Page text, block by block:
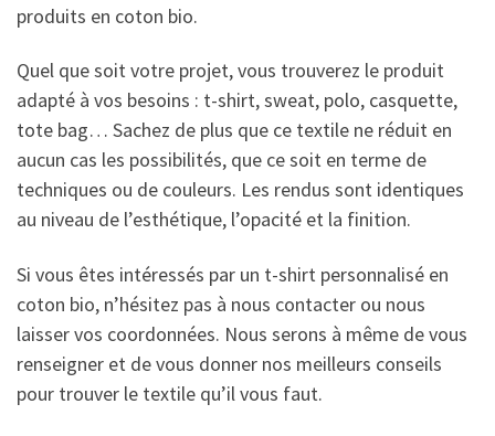
produits en coton bio.
Quel que soit votre projet, vous trouverez le produit
adapté à vos besoins : t-shirt, sweat, polo, casquette,
tote bag… Sachez de plus que ce textile ne réduit en
aucun cas les possibilités, que ce soit en terme de
techniques ou de couleurs. Les rendus sont identiques
au niveau de l’esthétique, l’opacité et la finition.
Si vous êtes intéressés par un t-shirt personnalisé en
coton bio, n’hésitez pas à nous contacter ou nous
laisser vos coordonnées. Nous serons à même de vous
renseigner et de vous donner nos meilleurs conseils
pour trouver le textile qu’il vous faut.